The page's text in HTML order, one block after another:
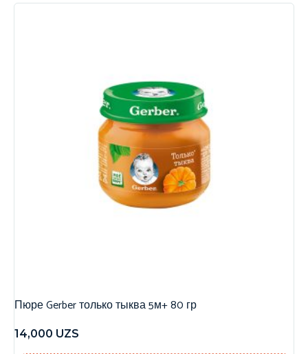
Пюре Gerber только тыква 5м+ 80 гр
14,000 UZS